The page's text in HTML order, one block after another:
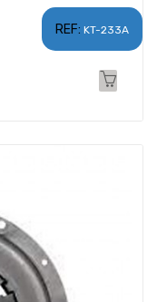
REF: KT-233A